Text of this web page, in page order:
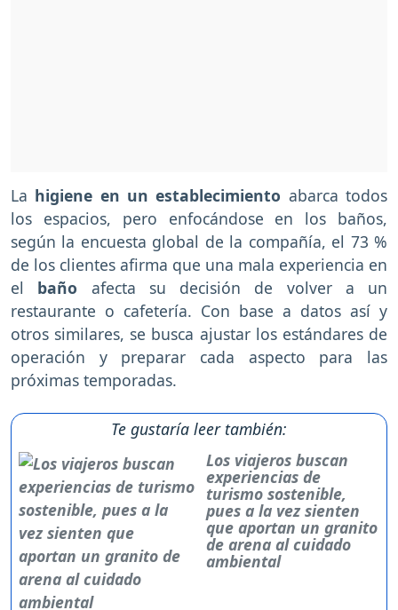
La higiene en un establecimiento abarca todos
los espacios, pero enfocándose en los baños,
según la encuesta global de la compañía, el 73 %
de los clientes afirma que una mala experiencia en
el baño afecta su decisión de volver a un
restaurante o cafetería. Con base a datos así y
otros similares, se busca ajustar los estándares de
operación y preparar cada aspecto para las
próximas temporadas.
Te gustaría leer también:
Los viajeros buscan
experiencias de
turismo sostenible,
pues a la vez sienten
que aportan un granito
de arena al cuidado
ambiental